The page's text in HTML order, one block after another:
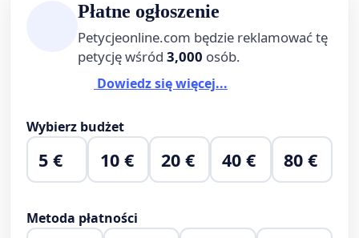
Płatne ogłoszenie
Petycjeonline.com będzie reklamować tę
petycję wśród 3,000 osób.
Dowiedz się więcej...
Wybierz budżet
5 € 10 € 20 € 40 € 80 €
Metoda płatności